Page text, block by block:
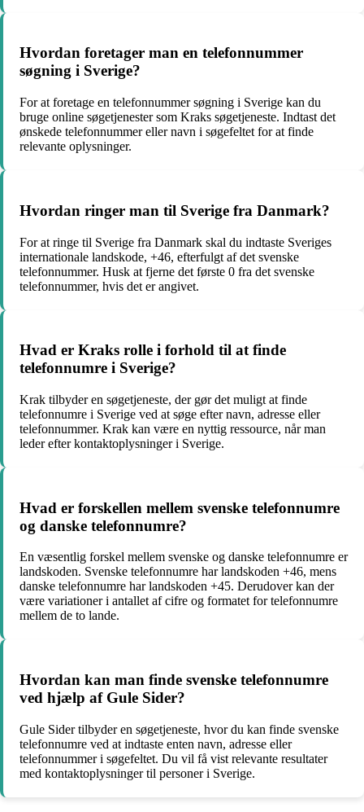
Hvordan foretager man en telefonnummer
søgning i Sverige?
For at foretage en telefonnummer søgning i Sverige kan du
bruge online søgetjenester som Kraks søgetjeneste. Indtast det
ønskede telefonnummer eller navn i søgefeltet for at finde
relevante oplysninger.
Hvordan ringer man til Sverige fra Danmark?
For at ringe til Sverige fra Danmark skal du indtaste Sveriges
internationale landskode, +46, efterfulgt af det svenske
telefonnummer. Husk at fjerne det første 0 fra det svenske
telefonnummer, hvis det er angivet.
Hvad er Kraks rolle i forhold til at finde
telefonnumre i Sverige?
Krak tilbyder en søgetjeneste, der gør det muligt at finde
telefonnumre i Sverige ved at søge efter navn, adresse eller
telefonnummer. Krak kan være en nyttig ressource, når man
leder efter kontaktoplysninger i Sverige.
Hvad er forskellen mellem svenske telefonnumre
og danske telefonnumre?
En væsentlig forskel mellem svenske og danske telefonnumre er
landskoden. Svenske telefonnumre har landskoden +46, mens
danske telefonnumre har landskoden +45. Derudover kan der
være variationer i antallet af cifre og formatet for telefonnumre
mellem de to lande.
Hvordan kan man finde svenske telefonnumre
ved hjælp af Gule Sider?
Gule Sider tilbyder en søgetjeneste, hvor du kan finde svenske
telefonnumre ved at indtaste enten navn, adresse eller
telefonnummer i søgefeltet. Du vil få vist relevante resultater
med kontaktoplysninger til personer i Sverige.